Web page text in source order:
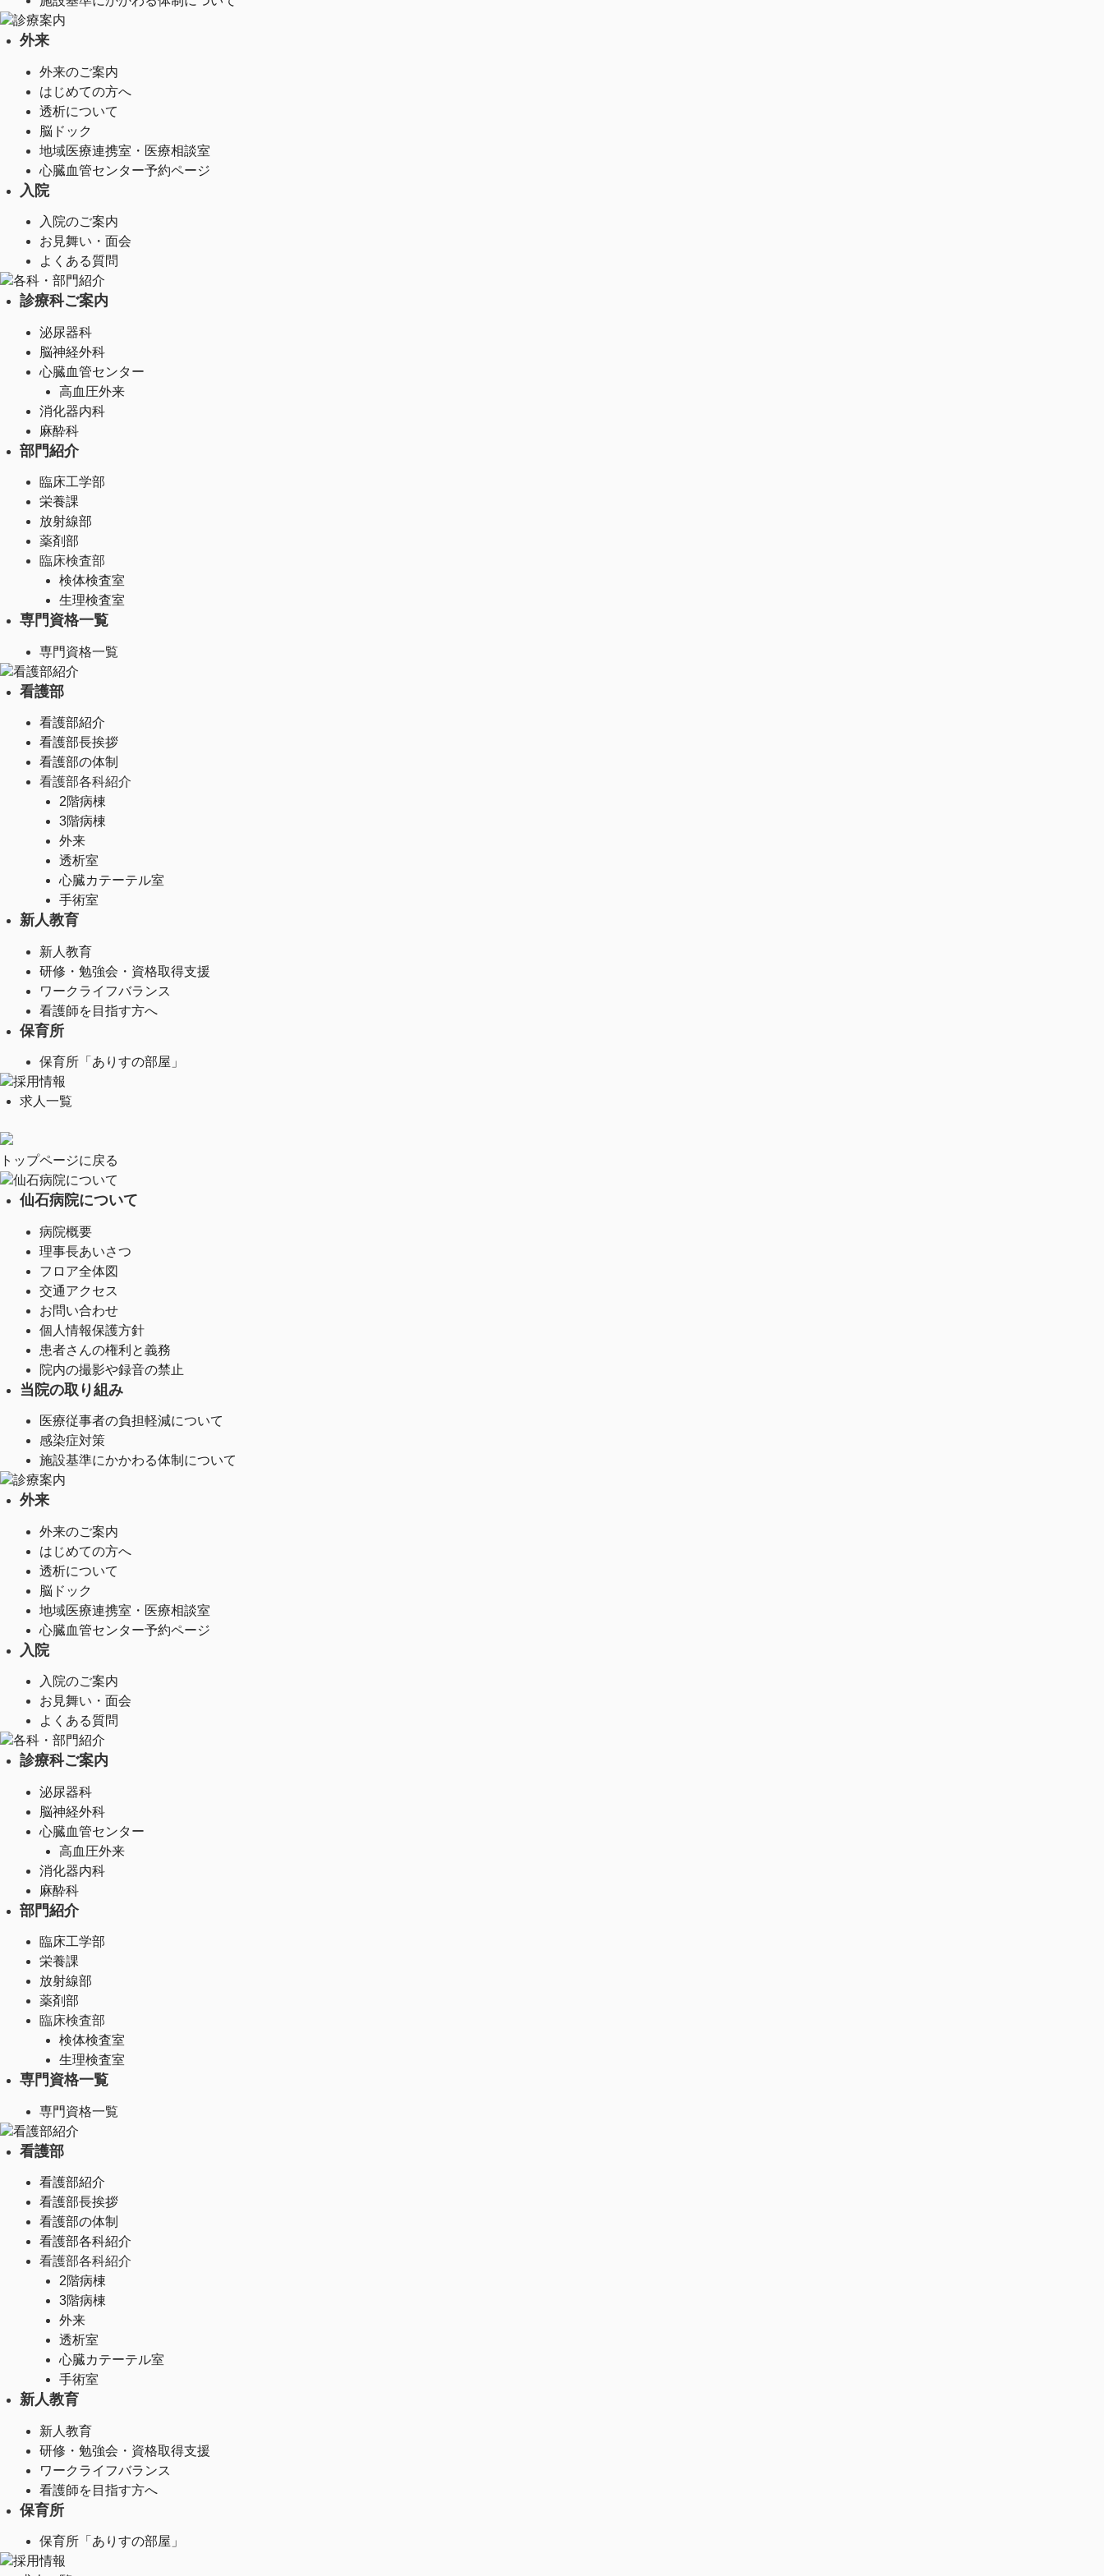
診療案内
外来
外来のご案内
はじめての方へ
透析について
脳ドック
地域医療連携室・医療相談室
心臓血管センター予約ページ
入院
入院のご案内
お見舞い・面会
よくある質問
各科・部門紹介
診療科ご案内
泌尿器科
脳神経外科
心臓血管センター
高血圧外来
消化器内科
麻酔科
部門紹介
臨床工学部
栄養課
放射線部
薬剤部
臨床検査部
検体検査室
生理検査室
専門資格一覧
専門資格一覧
看護部紹介
看護部
看護部紹介
看護部長挨拶
看護部の体制
看護部各科紹介
2階病棟
3階病棟
外来
透析室
心臓カテーテル室
手術室
新人教育
新人教育
研修・勉強会・資格取得支援
ワークライフバランス
看護師を目指す方へ
保育所
保育所「ありすの部屋」
採用情報
求人一覧
トップページに戻る
仙石病院について
仙石病院について
病院概要
理事長あいさつ
フロア全体図
交通アクセス
お問い合わせ
個人情報保護方針
患者さんの権利と義務
院内の撮影や録音の禁止
当院の取り組み
医療従事者の負担軽減について
感染症対策
施設基準にかかわる体制について
診療案内
外来
外来のご案内
はじめての方へ
透析について
脳ドック
地域医療連携室・医療相談室
心臓血管センター予約ページ
入院
入院のご案内
お見舞い・面会
よくある質問
各科・部門紹介
診療科ご案内
泌尿器科
脳神経外科
心臓血管センター
高血圧外来
消化器内科
麻酔科
部門紹介
臨床工学部
栄養課
放射線部
薬剤部
臨床検査部
検体検査室
生理検査室
専門資格一覧
専門資格一覧
看護部紹介
看護部
看護部紹介
看護部長挨拶
看護部の体制
看護部各科紹介
看護部各科紹介
2階病棟
3階病棟
外来
透析室
心臓カテーテル室
手術室
新人教育
新人教育
研修・勉強会・資格取得支援
ワークライフバランス
看護師を目指す方へ
保育所
保育所「ありすの部屋」
採用情報